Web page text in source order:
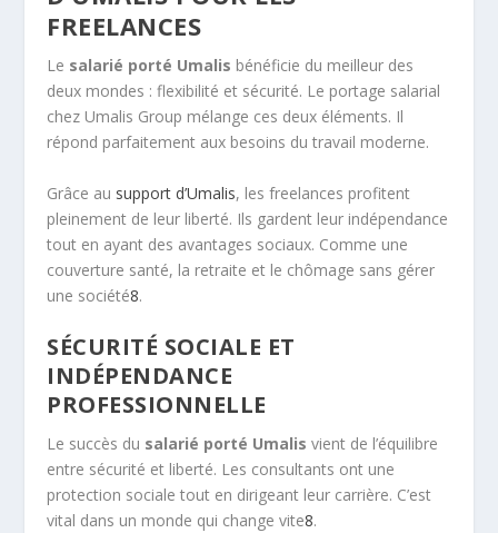
FREELANCES
Le salarié porté Umalis bénéficie du meilleur des
deux mondes : flexibilité et sécurité. Le portage salarial
chez Umalis Group mélange ces deux éléments. Il
répond parfaitement aux besoins du travail moderne.
Grâce au support d’Umalis, les freelances profitent
pleinement de leur liberté. Ils gardent leur indépendance
tout en ayant des avantages sociaux. Comme une
couverture santé, la retraite et le chômage sans gérer
une société8.
SÉCURITÉ SOCIALE ET
INDÉPENDANCE
PROFESSIONNELLE
Le succès du salarié porté Umalis vient de l’équilibre
entre sécurité et liberté. Les consultants ont une
protection sociale tout en dirigeant leur carrière. C’est
vital dans un monde qui change vite8.